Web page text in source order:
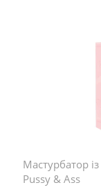
Мастурбатор
Pussy & Ass